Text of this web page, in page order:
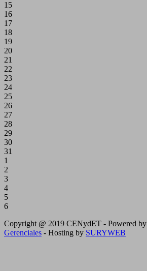
15
16
17
18
19
20
21
22
23
24
25
26
27
28
29
30
31
1
2
3
4
5
6
Copyright @ 2019 CENydET - Powered by
Gerenciales - Hosting by SURYWEB